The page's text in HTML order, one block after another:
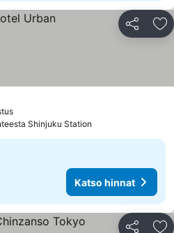
Jaa
Katso hinnat
Shinjuku Station
Katso hinnat